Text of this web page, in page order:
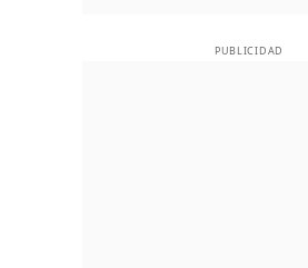
PUBLICIDAD